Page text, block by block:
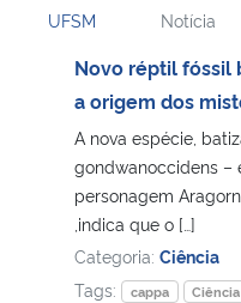
Ministério da Cidadania
Ministério de Minas e Energia
Ministério da Ciência, Tecnologia,
Ministério do Meio Ambiente
UFSM Notícia
Novo réptil fóssil
a origem dos
A nova espécie,
gondwanoccidens –
personagem
,indica que o […]
Categoria: Ciência
Tags:
cappa Ciência